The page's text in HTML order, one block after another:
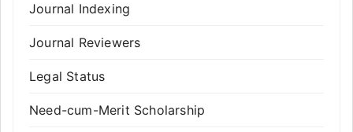
Journal Indexing
Journal Reviewers
Legal Status
Need-cum-Merit Scholarship